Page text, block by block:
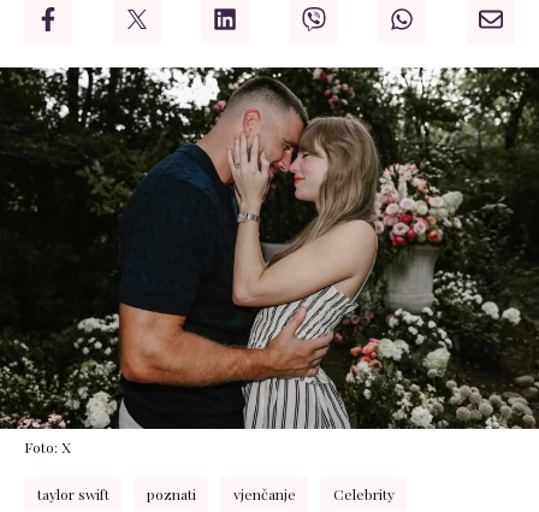
Foto: X
taylor swift poznati vjenčanje Celebrity